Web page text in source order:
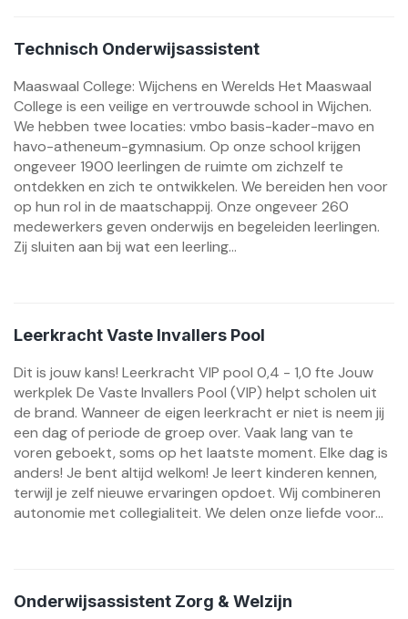
Technisch Onderwijsassistent
Maaswaal College: Wijchens en Werelds Het Maaswaal
College is een veilige en vertrouwde school in Wijchen.
We hebben twee locaties: vmbo basis-kader-mavo en
havo-atheneum-gymnasium. Op onze school krijgen
ongeveer 1900 leerlingen de ruimte om zichzelf te
ontdekken en zich te ontwikkelen. We bereiden hen voor
op hun rol in de maatschappij. Onze ongeveer 260
medewerkers geven onderwijs en begeleiden leerlingen.
Zij sluiten aan bij wat een leerling...
Leerkracht Vaste Invallers Pool
Dit is jouw kans! Leerkracht VIP pool 0,4 - 1,0 fte Jouw
werkplek De Vaste Invallers Pool (VIP) helpt scholen uit
de brand. Wanneer de eigen leerkracht er niet is neem jij
een dag of periode de groep over. Vaak lang van te
voren geboekt, soms op het laatste moment. Elke dag is
anders! Je bent altijd welkom! Je leert kinderen kennen,
terwijl je zelf nieuwe ervaringen opdoet. Wij combineren
autonomie met collegialiteit. We delen onze liefde voor...
Onderwijsassistent Zorg & Welzijn